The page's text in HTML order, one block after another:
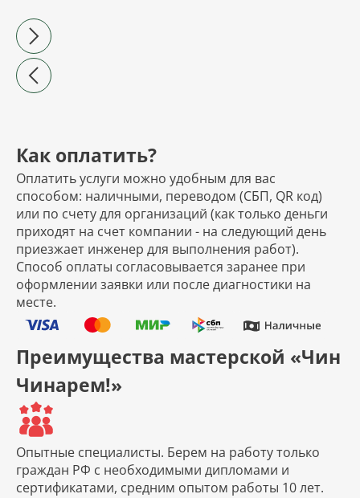
Как оплатить?
Оплатить услуги можно удобным для вас
способом: наличными, переводом (СБП, QR код)
или по счету для организаций (как только деньги
приходят на счет компании - на следующий день
приезжает инженер для выполнения работ).
Способ оплаты согласовывается заранее при
оформлении заявки или после диагностики на
месте.
Преимущества мастерской «Чин
Чинарем!»
Опытные специалисты. Берем на работу только
граждан РФ с необходимыми дипломами и
сертификатами, средним опытом работы 10 лет.